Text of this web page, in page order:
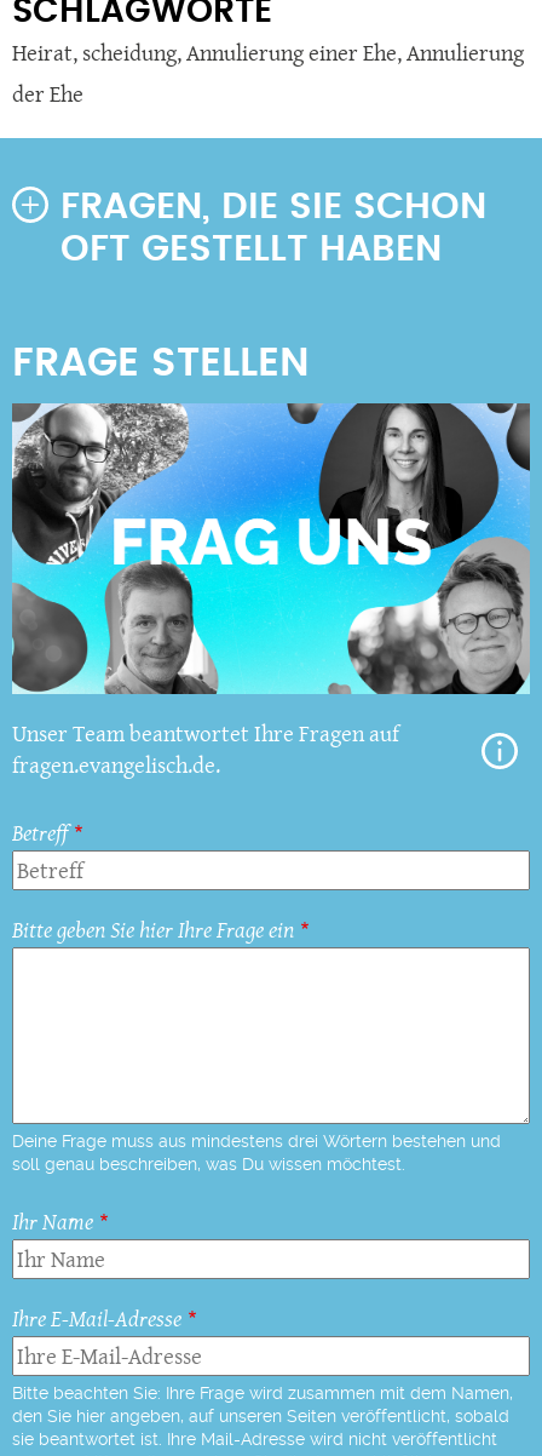
SCHLAGWORTE
Heirat,scheidung,Annulierung einer Ehe,Annulierung
der Ehe
FRAGEN, DIE SIE SCHON
OFT GESTELLT HABEN
Unser Team beantwortet Ihre Fragen auf
fragen.evangelisch.de.
Betreff
Bitte geben Sie hier Ihre Frage ein
Deine Frage muss aus mindestens drei Wörtern bestehen und
soll genau beschreiben, was Du wissen möchtest.
Ihr Name
Ihre E-Mail-Adresse
Bitte beachten Sie: Ihre Frage wird zusammen mit dem Namen,
den Sie hier angeben, auf unseren Seiten veröffentlicht, sobald
sie beantwortet ist. Ihre Mail-Adresse wird nicht veröffentlicht